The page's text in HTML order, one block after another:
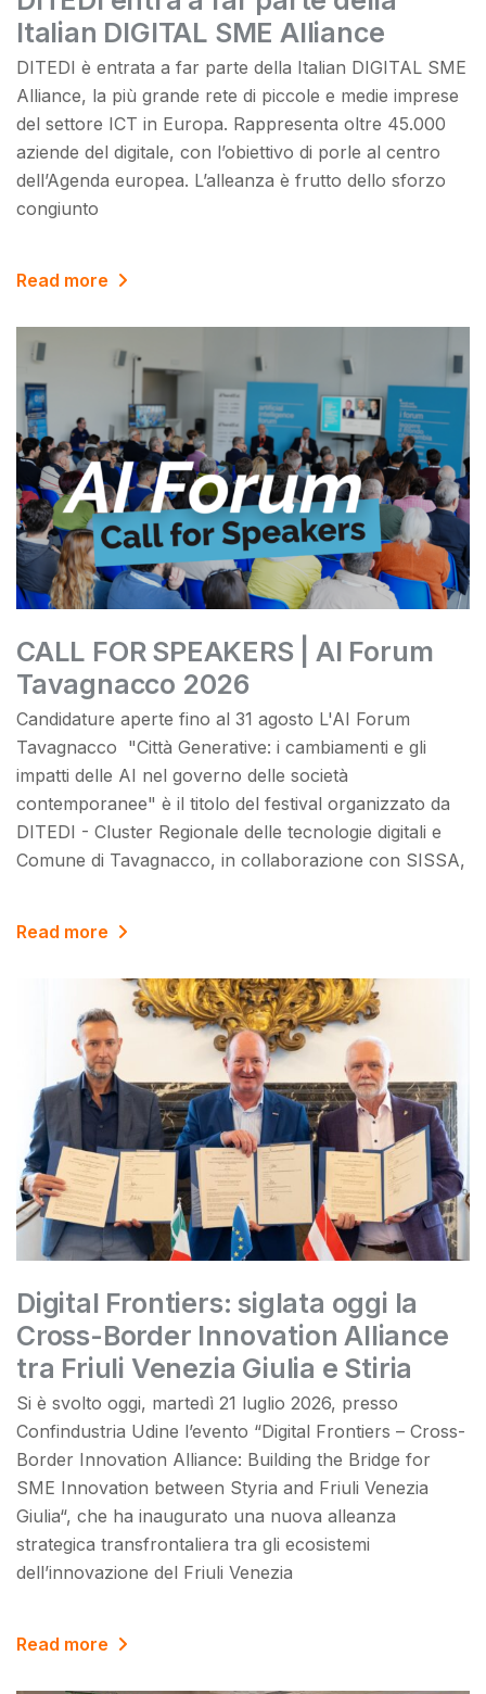
Italian DIGITAL SME Alliance
DITEDI è entrata a far parte della Italian DIGITAL SME
Alliance, la più grande rete di piccole e medie imprese
del settore ICT in Europa. Rappresenta oltre 45.000
aziende del digitale, con l’obiettivo di porle al centro
dell’Agenda europea. L’alleanza è frutto dello sforzo
congiunto
Read more
CALL FOR SPEAKERS | AI Forum
Tavagnacco 2026
Candidature aperte fino al 31 agosto L'AI Forum
Tavagnacco "Città Generative: i cambiamenti e gli
impatti delle AI nel governo delle società
contemporanee" è il titolo del festival organizzato da
DITEDI - Cluster Regionale delle tecnologie digitali e
Comune di Tavagnacco, in collaborazione con SISSA,
Read more
Digital Frontiers: siglata oggi la
Cross-Border Innovation Alliance
tra Friuli Venezia Giulia e Stiria
Si è svolto oggi, martedì 21 luglio 2026, presso
Confindustria Udine l’evento “Digital Frontiers – Cross-
Border Innovation Alliance: Building the Bridge for
SME Innovation between Styria and Friuli Venezia
Giulia“, che ha inaugurato una nuova alleanza
strategica transfrontaliera tra gli ecosistemi
dell’innovazione del Friuli Venezia
Read more